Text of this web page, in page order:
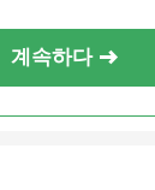
계속하다